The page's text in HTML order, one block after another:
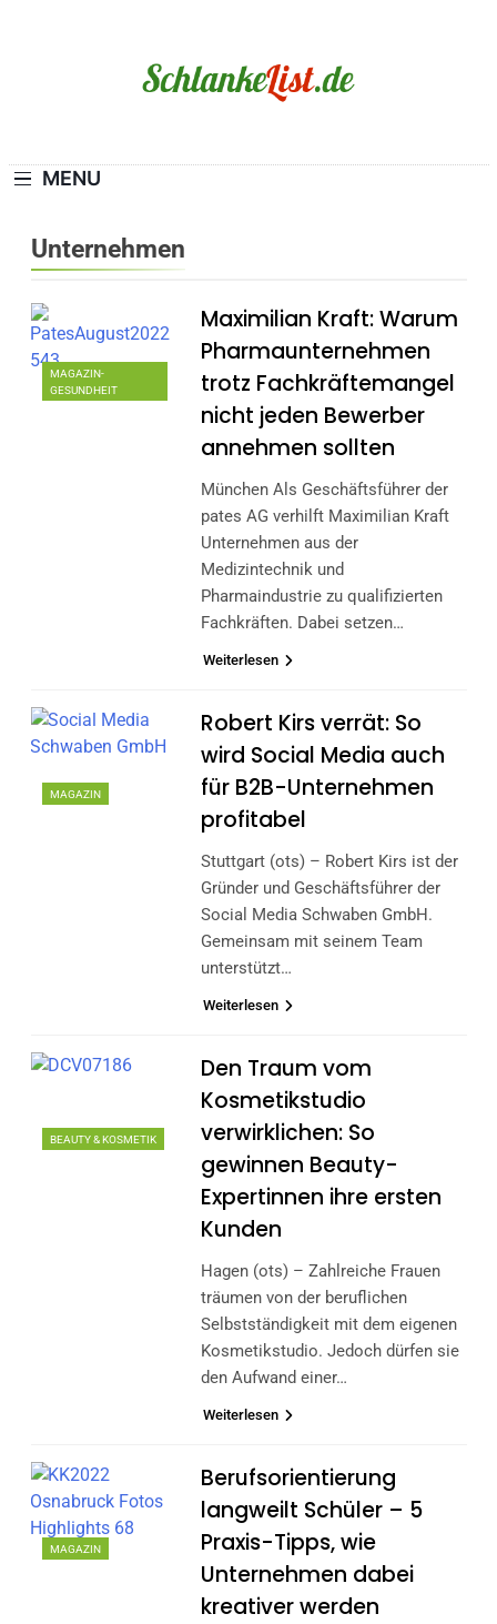
MENU
Unternehmen
MAGAZIN-
GESUNDHEIT
Maximilian Kraft: Warum
Pharmaunternehmen
trotz Fachkräftemangel
nicht jeden Bewerber
annehmen sollten
München Als Geschäftsführer der
pates AG verhilft Maximilian Kraft
Unternehmen aus der
Medizintechnik und
Pharmaindustrie zu qualifizierten
Fachkräften. Dabei setzen…
Weiterlesen
MAGAZIN
Robert Kirs verrät: So
wird Social Media auch
für B2B-Unternehmen
profitabel
Stuttgart (ots) – Robert Kirs ist der
Gründer und Geschäftsführer der
Social Media Schwaben GmbH.
Gemeinsam mit seinem Team
unterstützt…
Weiterlesen
BEAUTY & KOSMETIK
Den Traum vom
Kosmetikstudio
verwirklichen: So
gewinnen Beauty-
Expertinnen ihre ersten
Kunden
Hagen (ots) – Zahlreiche Frauen
träumen von der beruflichen
Selbstständigkeit mit dem eigenen
Kosmetikstudio. Jedoch dürfen sie
den Aufwand einer…
Weiterlesen
MAGAZIN
Berufsorientierung
langweilt Schüler – 5
Praxis-Tipps, wie
Unternehmen dabei
kreativer werden